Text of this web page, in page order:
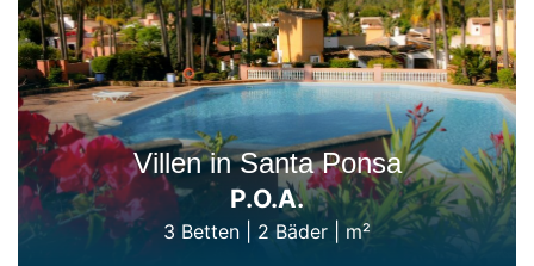
Villen in Santa Ponsa
P.O.A.
3 Betten 2 Bäder m²